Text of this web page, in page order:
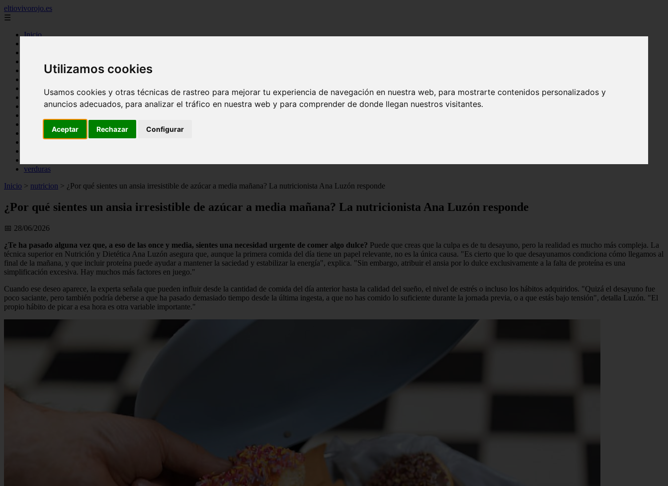
Utilizamos cookies
Usamos cookies y otras técnicas de rastreo para mejorar tu experiencia de navegación en nuestra web, para mostrarte contenidos personalizados y
anuncios adecuados, para analizar el tráfico en nuestra web y para comprender de donde llegan nuestros visitantes.
Aceptar Rechazar Configurar
eltiovivorojo.es
☰
Inicio
argentina
comidas
espana
huevos
producto
verduras
Inicio > nutricion > ¿Por qué sientes un ansia irresistible de azúcar a media mañana? La nutricionista Ana Luzón responde
¿Por qué sientes un ansia irresistible de azúcar a media mañana? La nutricionista Ana Luzón responde
📅 28/06/2026
¿Te ha pasado alguna vez que, a eso de las once y media, sientes una necesidad urgente de comer algo dulce? Puede que creas que la culpa es de tu desayuno, pero la realidad es mucho más compleja. La
técnica superior en Nutrición y Dietética Ana Luzón asegura que, aunque la primera comida del día tiene un papel relevante, no es la única causa. "Es cierto que lo que desayunamos condiciona cómo llegamos al
final de la mañana, y que incluir proteína puede ayudar a mantener la saciedad y estabilizar la energía", explica. "Sin embargo, atribuir el ansia por lo dulce exclusivamente a la falta de proteína es una
simplificación excesiva. Hay muchos más factores en juego."
Cuando ese deseo aparece, la experta señala que pueden influir desde la cantidad de comida del día anterior hasta la calidad del sueño, el nivel de estrés o incluso los hábitos adquiridos. "Quizá el desayuno fue
poco saciante, pero también podría deberse a que ha pasado demasiado tiempo desde la última ingesta, a que no has comido lo suficiente durante la jornada previa, o a que estás bajo tensión", detalla Luzón. "El
propio hábito de picar a esa hora es otra variable importante."